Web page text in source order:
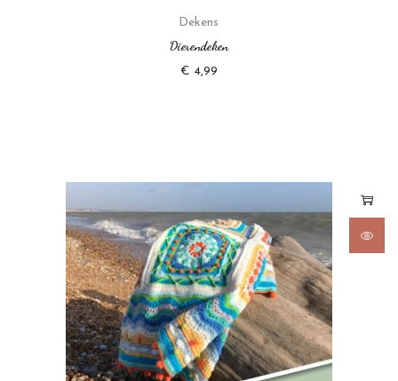
Dekens
Dierendeken
€ 4,99